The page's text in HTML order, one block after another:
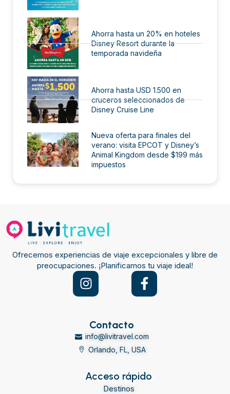
Ahorra hasta un 20% en hoteles
Disney Resort durante la
temporada navideña
Ahorra hasta USD 1.500 en
cruceros seleccionados de
Disney Cruise Line
Nueva oferta para finales del
verano: visita EPCOT y Disney’s
Animal Kingdom desde $199 más
impuestos
Ofrecemos experiencias de viaje excepcionales y libre de
preocupaciones. ¡Planificamos tu viaje ideal!
Contacto
info@livitravel.com
Orlando, FL, USA
Acceso rápido
Destinos